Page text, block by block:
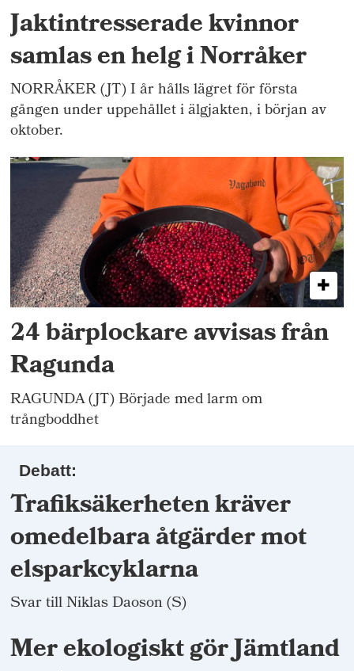
Jaktintresserade kvinnor
samlas en helg i Norråker
NORRÅKER (JT) I år hålls lägret för första
gången under uppehållet i älgjakten, i början av
oktober.
24 bärplockare avvisas från
Ragunda
RAGUNDA (JT) Började med larm om
trångboddhet
Debatt:
Trafiksäkerheten kräver
omedelbara åtgärder mot
elsparkcyklarna
Svar till Niklas Daoson (S)
Mer ekologiskt gör Jämtland